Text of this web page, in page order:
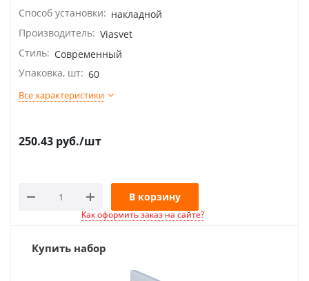
Способ установки: накладной
Производитель: Viasvet
Стиль: Современный
Упаковка, шт: 60
Все характеристики
250.43 руб./шт
В корзину
Как оформить заказ на сайте?
Купить набор